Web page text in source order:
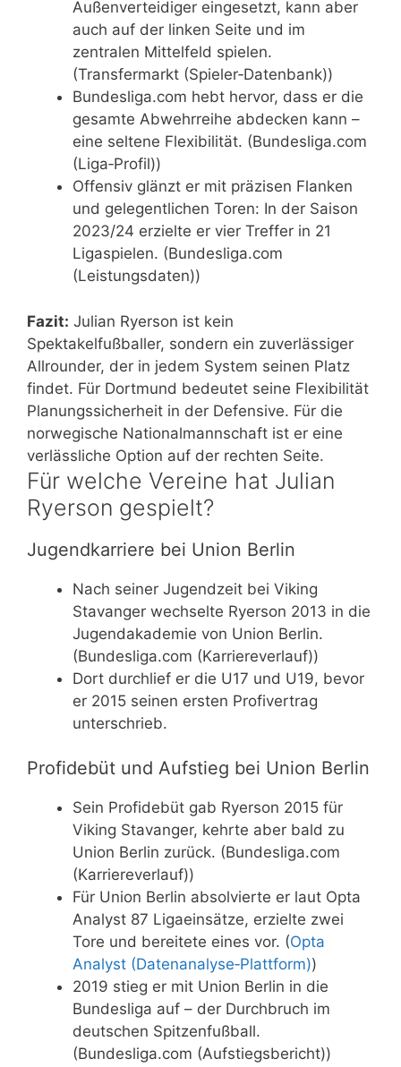
Außenverteidiger eingesetzt, kann aber
auch auf der linken Seite und im
zentralen Mittelfeld spielen.
(Transfermarkt (Spieler‑Datenbank))
Bundesliga.com hebt hervor, dass er die
gesamte Abwehrreihe abdecken kann –
eine seltene Flexibilität. (Bundesliga.com
(Liga‑Profil))
Offensiv glänzt er mit präzisen Flanken
und gelegentlichen Toren: In der Saison
2023/24 erzielte er vier Treffer in 21
Ligaspielen. (Bundesliga.com
(Leistungsdaten))
Fazit: Julian Ryerson ist kein
Spektakelfußballer, sondern ein zuverlässiger
Allrounder, der in jedem System seinen Platz
findet. Für Dortmund bedeutet seine Flexibilität
Planungssicherheit in der Defensive. Für die
norwegische Nationalmannschaft ist er eine
verlässliche Option auf der rechten Seite.
Für welche Vereine hat Julian
Ryerson gespielt?
Jugendkarriere bei Union Berlin
Nach seiner Jugendzeit bei Viking
Stavanger wechselte Ryerson 2013 in die
Jugendakademie von Union Berlin.
(Bundesliga.com (Karriereverlauf))
Dort durchlief er die U17 und U19, bevor
er 2015 seinen ersten Profivertrag
unterschrieb.
Profidebüt und Aufstieg bei Union Berlin
Sein Profidebüt gab Ryerson 2015 für
Viking Stavanger, kehrte aber bald zu
Union Berlin zurück. (Bundesliga.com
(Karriereverlauf))
Für Union Berlin absolvierte er laut Opta
Analyst 87 Ligaeinsätze, erzielte zwei
Tore und bereitete eines vor. (Opta
Analyst (Datenanalyse‑Plattform))
2019 stieg er mit Union Berlin in die
Bundesliga auf – der Durchbruch im
deutschen Spitzenfußball.
(Bundesliga.com (Aufstiegsbericht))